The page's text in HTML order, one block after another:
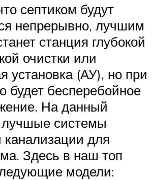
септиком будут
непрерывно, лучшим
станция глубокой
очистки или
установка (АУ), но при
будет бесперебойное
На данный
лучшые системы
канализации для
Здесь в наш топ
модели: